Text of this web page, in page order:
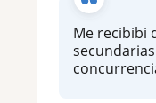
Me recibibi